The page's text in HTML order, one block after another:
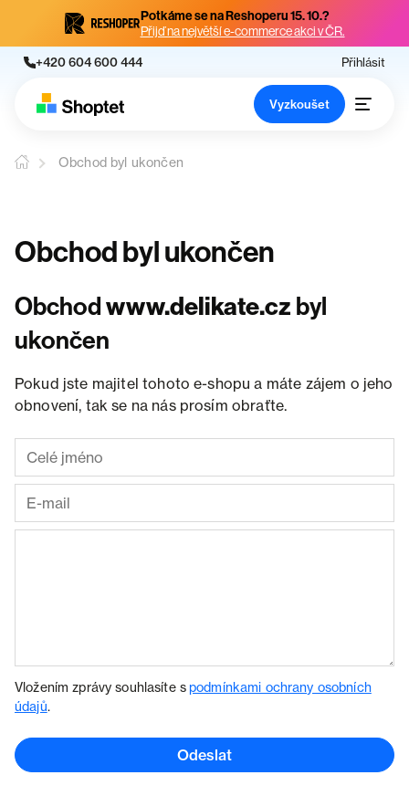
Potkáme se na Reshoperu 15. 10.?
Přijď na největší e-commerce akci v ČR.
+420 604 600 444 Přihlásit
Vyzkoušet
Obchod byl ukončen
Obchod byl ukončen
Obchodwww.delikate.cz byl
ukončen
Pokud jste majitel tohoto e-shopu a máte zájem o jeho
obnovení, tak se na nás prosím obraťte.
Vložením zprávy souhlasíte spodmínkami ochrany osobních
údajů.
Odeslat